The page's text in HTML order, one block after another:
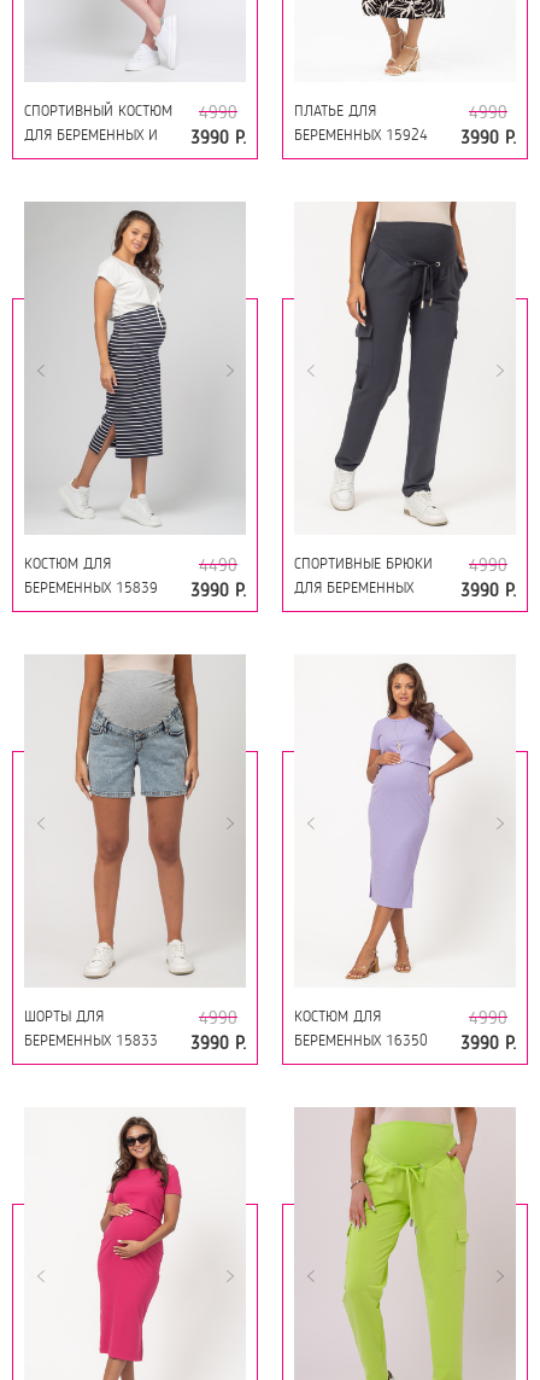
СПОРТИВНЫЙ КОСТЮМ
ДЛЯ БЕРЕМЕННЫХ И
КОРМЯЩИХ 15932
4990
3990 Р.
ПЛАТЬЕ ДЛЯ
БЕРЕМЕННЫХ 15924
ЧЕРНО-БЕЛЫЕ ЛИСТЬЯ
4990
3990 Р.
КОСТЮМ ДЛЯ
БЕРЕМЕННЫХ 15839
СИНИЙ-ТОФУ ПОЛОСА/
4490
3990 Р.
СПОРТИВНЫЕ БРЮКИ
ДЛЯ БЕРЕМЕННЫХ
15863 ТЕМНО-СЕРЫЙ
4990
3990 Р.
ШОРТЫ ДЛЯ
БЕРЕМЕННЫХ 15833
СВЕТЛО-СИНИЙ
4990
3990 Р.
КОСТЮМ ДЛЯ
БЕРЕМЕННЫХ 16350
ЛАВАНДА
4990
3990 Р.